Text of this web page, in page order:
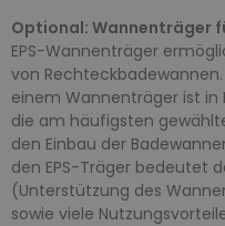
Optional: Wannenträger
EPS-Wannenträger
von
einem Wannenträger ist in
die am häufigsten
den Einbau der
den EPS-Träger bedeutet
(Unterstützung des
sowie viele